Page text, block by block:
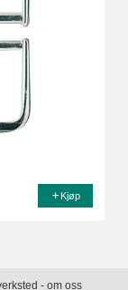
Kjøp
- om oss